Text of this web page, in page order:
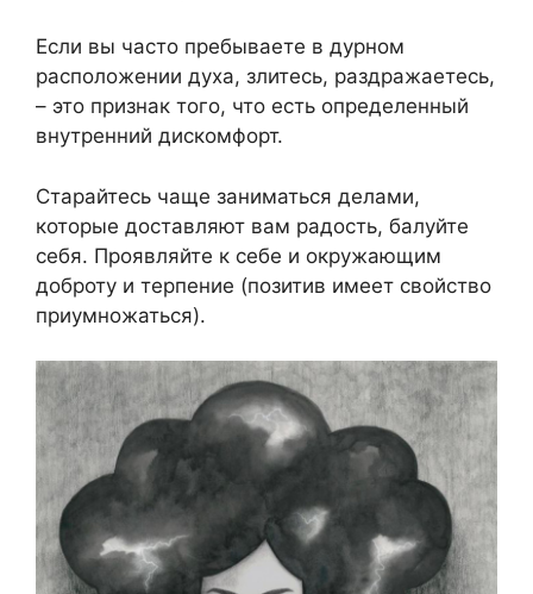
Если вы часто пребываете в дурном
расположении духа, злитесь, раздражаетесь,
– это признак того, что есть определенный
внутренний дискомфорт.
Старайтесь чаще заниматься делами,
которые доставляют вам радость, балуйте
себя. Проявляйте к себе и окружающим
доброту и терпение (позитив имеет свойство
приумножаться).